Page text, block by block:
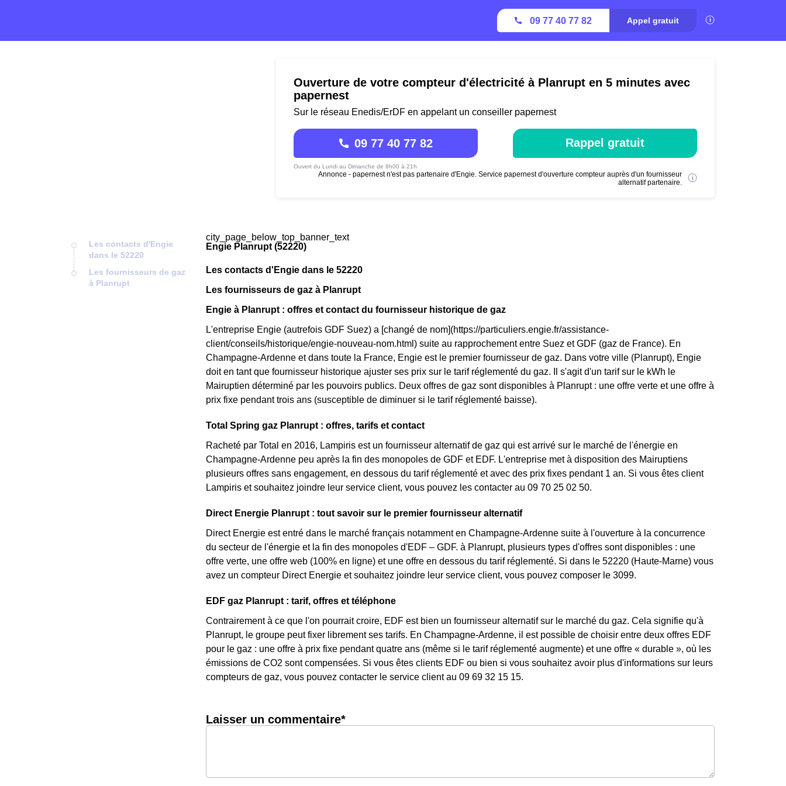
09 77 40 77 82 Appel gratuit
Ouverture de votre compteur d'électricité à Planrupt en 5 minutes avec
papernest
Sur le réseau Enedis/ErDF en appelant un conseiller papernest
09 77 40 77 82
Ouvert du Lundi au Dimanche de 8h00 à 21h
Rappel gratuit
Annonce - papernest n'est pas partenaire d'Engie. Service papernest d'ouverture compteur auprès d'un fournisseur
alternatif partenaire.
Les contacts d'Engie
dans le 52220
Les fournisseurs de gaz
à Planrupt
city_page_below_top_banner_text
Engie Planrupt (52220)
Les contacts d'Engie dans le 52220
Les fournisseurs de gaz à Planrupt
Engie à Planrupt : offres et contact du fournisseur historique de gaz
L'entreprise Engie (autrefois GDF Suez) a [changé de nom](https://particuliers.engie.fr/assistance-
client/conseils/historique/engie-nouveau-nom.html) suite au rapprochement entre Suez et GDF (gaz de France). En
Champagne-Ardenne et dans toute la France, Engie est le premier fournisseur de gaz. Dans votre ville (Planrupt), Engie
doit en tant que fournisseur historique ajuster ses prix sur le tarif réglementé du gaz. Il s'agit d'un tarif sur le kWh le
Mairuptien déterminé par les pouvoirs publics. Deux offres de gaz sont disponibles à Planrupt : une offre verte et une offre à
prix fixe pendant trois ans (susceptible de diminuer si le tarif réglementé baisse).
Total Spring gaz Planrupt : offres, tarifs et contact
Racheté par Total en 2016, Lampiris est un fournisseur alternatif de gaz qui est arrivé sur le marché de l'énergie en
Champagne-Ardenne peu après la fin des monopoles de GDF et EDF. L'entreprise met à disposition des Mairuptiens
plusieurs offres sans engagement, en dessous du tarif réglementé et avec des prix fixes pendant 1 an. Si vous êtes client
Lampiris et souhaitez joindre leur service client, vous pouvez les contacter au 09 70 25 02 50.
Direct Energie Planrupt : tout savoir sur le premier fournisseur alternatif
Direct Energie est entré dans le marché français notamment en Champagne-Ardenne suite à l'ouverture à la concurrence
du secteur de l'énergie et la fin des monopoles d'EDF – GDF. à Planrupt, plusieurs types d'offres sont disponibles : une
offre verte, une offre web (100% en ligne) et une offre en dessous du tarif réglementé. Si dans le 52220 (Haute-Marne) vous
avez un compteur Direct Energie et souhaitez joindre leur service client, vous pouvez composer le 3099.
EDF gaz Planrupt : tarif, offres et téléphone
Contrairement à ce que l'on pourrait croire, EDF est bien un fournisseur alternatif sur le marché du gaz. Cela signifie qu'à
Planrupt, le groupe peut fixer librement ses tarifs. En Champagne-Ardenne, il est possible de choisir entre deux offres EDF
pour le gaz : une offre à prix fixe pendant quatre ans (même si le tarif réglementé augmente) et une offre « durable », où les
émissions de CO2 sont compensées. Si vous êtes clients EDF ou bien si vous souhaitez avoir plus d'informations sur leurs
compteurs de gaz, vous pouvez contacter le service client au 09 69 32 15 15.
Laisser un commentaire*